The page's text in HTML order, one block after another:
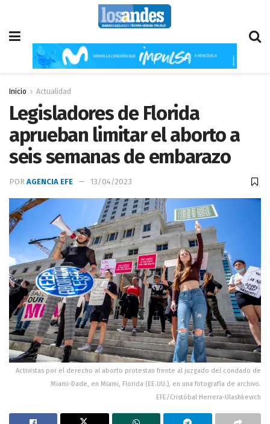
Inicio Actualidad
Legisladores de Florida
aprueban limitar el aborto a
seis semanas de embarazo
POR AGENCIA EFE 13/04/2023
Activistas por el derecho al aborto protestan frente al juzgado del condado de
Miami-Dade, en Miami, Florida (EE.UU.), en una fotografía de archivo.
EFE/Cristóbal Herrera-Ulashkevich